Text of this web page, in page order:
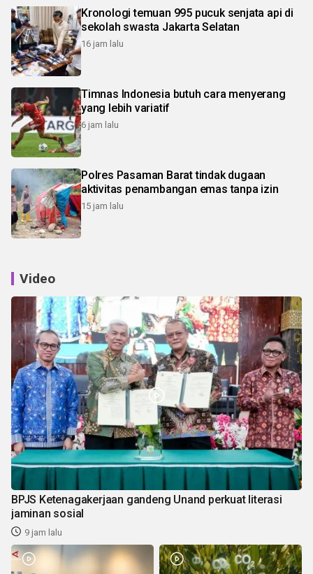
Kronologi temuan 995 pucuk senjata api di
sekolah swasta Jakarta Selatan
16 jam lalu
Timnas Indonesia butuh cara menyerang
yang lebih variatif
6 jam lalu
Polres Pasaman Barat tindak dugaan
aktivitas penambangan emas tanpa izin
15 jam lalu
Video
BPJS Ketenagakerjaan gandeng Unand perkuat literasi
jaminan sosial
9 jam lalu